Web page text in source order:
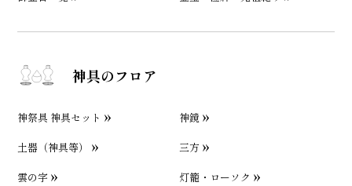
神具のフロア
神祭具 神具セット
神鏡
土器（神具等）
三方
雲の字
灯籠・ローソク